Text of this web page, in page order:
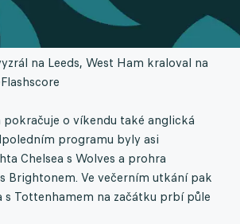
na Leeds, West Ham kraloval na
Flashscore
o víkendu také anglická
programu byly asi
Chelsea s Wolves a prohra
Brightonem. Ve večerním utkání pak
s Tottenhamem na začátku prbí půle